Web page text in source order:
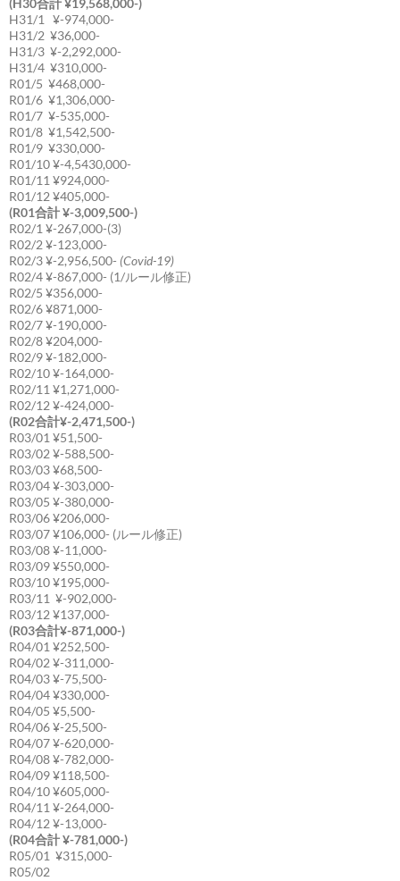
(H30合計 ¥19,568,000-)
H31/1 ¥-974,000-
H31/2 ¥36,000-
H31/3 ¥-2,292,000-
H31/4 ¥310,000-
R01/5 ¥468,000-
R01/6 ¥1,306,000-
R01/7 ¥-535,000-
R01/8 ¥1,542,500-
R01/9 ¥330,000-
R01/10 ¥-4,5430,000-
R01/11 ¥924,000-
R01/12 ¥405,000-
(R01合計 ¥-3,009,500-)
R02/1 ¥-267,000-(3)
R02/2 ¥-123,000-
R02/3 ¥-2,956,500- (Covid-19)
R02/4 ¥-867,000- (1/ルール修正)
R02/5 ¥356,000-
R02/6 ¥871,000-
R02/7 ¥-190,000-
R02/8 ¥204,000-
R02/9 ¥-182,000-
R02/10 ¥-164,000-
R02/11 ¥1,271,000-
R02/12 ¥-424,000-
(R02合計¥-2,471,500-)
R03/01 ¥51,500-
R03/02 ¥-588,500-
R03/03 ¥68,500-
R03/04 ¥-303,000-
R03/05 ¥-380,000-
R03/06 ¥206,000-
R03/07 ¥106,000- (ルール修正)
R03/08 ¥-11,000-
R03/09 ¥550,000-
R03/10 ¥195,000-
R03/11 ¥-902,000-
R03/12 ¥137,000-
(R03合計¥-871,000-)
R04/01 ¥252,500-
R04/02 ¥-311,000-
R04/03 ¥-75,500-
R04/04 ¥330,000-
R04/05 ¥5,500-
R04/06 ¥-25,500-
R04/07 ¥-620,000-
R04/08 ¥-782,000-
R04/09 ¥118,500-
R04/10 ¥605,000-
R04/11 ¥-264,000-
R04/12 ¥-13,000-
(R04合計 ¥-781,000-)
R05/01 ¥315,000-
R05/02